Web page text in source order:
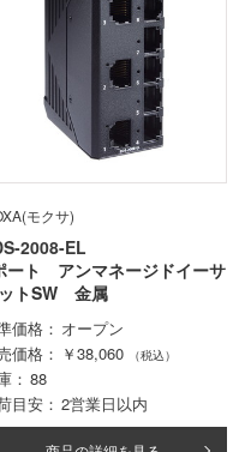
モクサ)
2008-EL
ート アンマネージドイーサ
トSW 金属
価格
オープン
価格
￥38,060 （税込）
88
目安
2営業日以内